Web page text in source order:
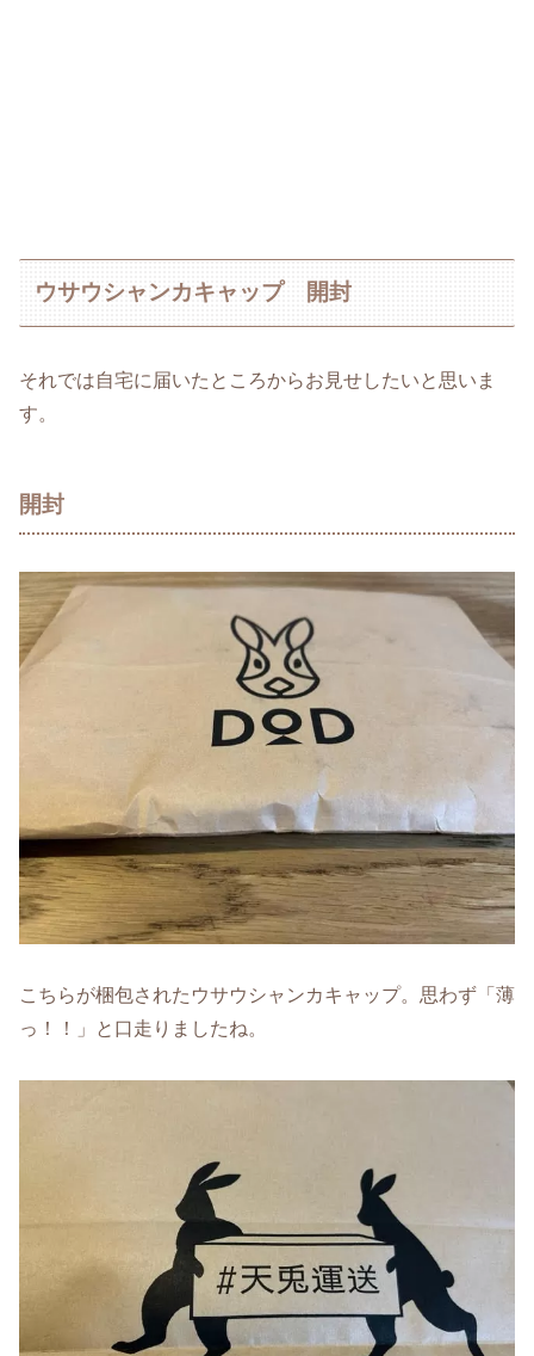
ウサウシャンカキャップ 開封
それでは自宅に届いたところからお見せしたいと思いま
す。
開封
こちらが梱包されたウサウシャンカキャップ。思わず「薄
っ！！」と口走りましたね。